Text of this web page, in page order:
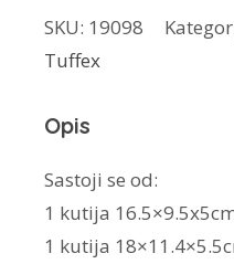
AS-
0034
SKU: 19098
Tuffex
Opis
Sastoji se od:
1 kutija
1 kutija